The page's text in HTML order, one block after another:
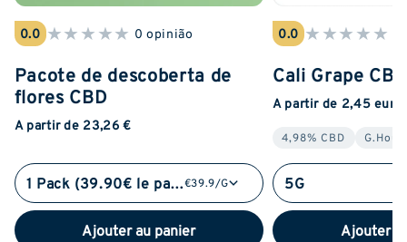
0.0 ★★★★★ 0 opinião
Pacote de descoberta de
flores CBD
A partir de 23,26 €
1 Pack (39.90€ le pack)€39.9/G
Ajouter au panier
0.0 ★★★★★
Cali Grape CBD
A partir de 2,45
4,98% CBD
5G
Ajouter